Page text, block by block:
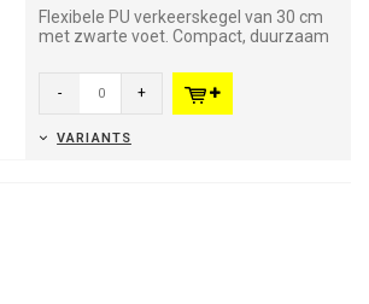
Flexibele PU verkeerskegel van 30 cm
met zwarte voet. Compact, duurzaam
- +
VARIANTS